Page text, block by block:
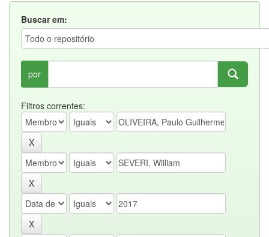
Buscar em:
por
Filtros correntes: